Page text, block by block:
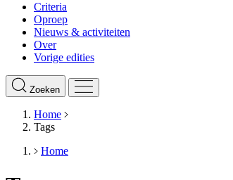
Criteria
Oproep
Nieuws & activiteiten
Over
Vorige edities
Zoeken
Home
Tags
Home